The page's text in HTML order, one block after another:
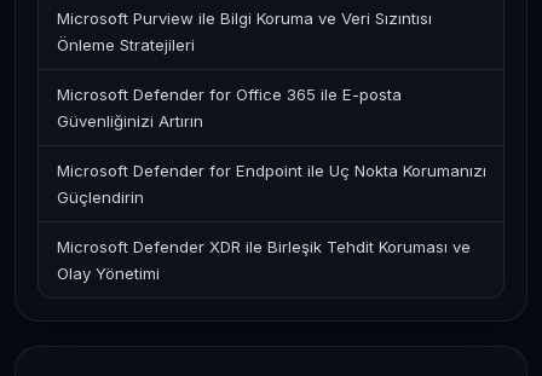
Microsoft Purview ile Bilgi Koruma ve Veri Sızıntısı
Önleme Stratejileri
Microsoft Defender for Office 365 ile E-posta
Güvenliğinizi Artırın
Microsoft Defender for Endpoint ile Uç Nokta Korumanızı
Güçlendirin
Microsoft Defender XDR ile Birleşik Tehdit Koruması ve
Olay Yönetimi